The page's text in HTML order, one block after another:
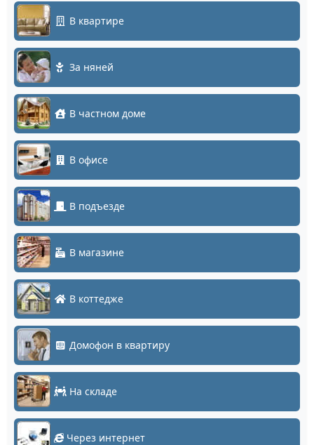
В квартире
За няней
В частном доме
В офисе
В подъезде
В магазине
В коттедже
Домофон в квартиру
На складе
Через интернет